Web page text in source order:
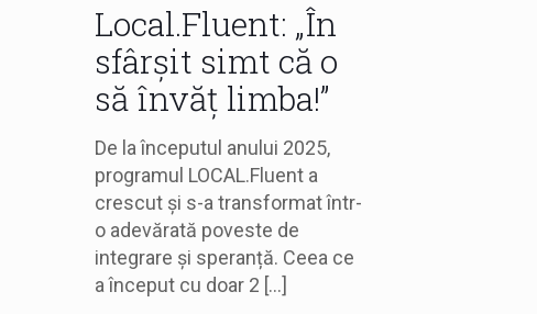
Local.Fluent: „În
sfârșit simt că o
să învăț limba!”
De la începutul anului 2025,
programul LOCAL.Fluent a
crescut și s-a transformat într-
o adevărată poveste de
integrare și speranță. Ceea ce
a început cu doar 2 […]